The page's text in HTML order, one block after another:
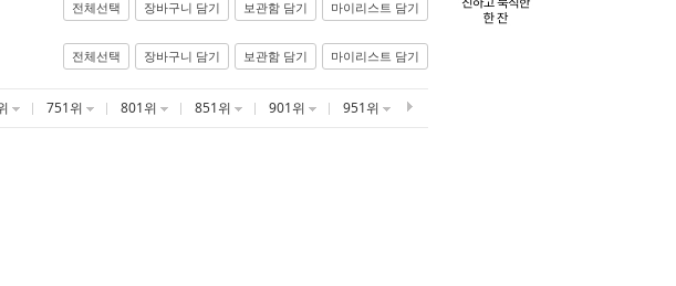
전체선택 장바구니 담기 보관함 담기 마이리스트 담기
전체선택 장바구니 담기 보관함 담기 마이리스트 담기
751위 801위 851위 901위 951위